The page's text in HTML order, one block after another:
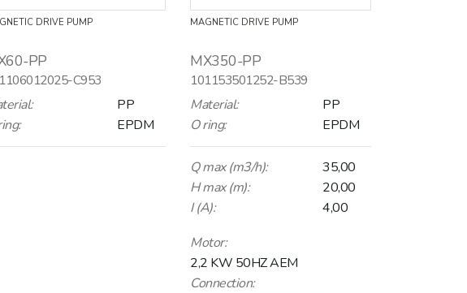
DRIVE PUMP
PP
C953
PP
EPDM
MAGNETIC DRIVE PUMP
MX350-PP
101153501252-B539
Material:
PP
O ring:
EPDM
Q max (m3/h):
35,00
H max (m):
20,00
I (A):
4,00
Motor:
2,2 KW 50HZ AEM
Connection: